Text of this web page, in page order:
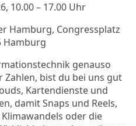
10.00 – 17.00 Uhr
Hamburg, Congressplatz
Hamburg
genauso
bist du bei uns gut
Kartendienste und
damit Snaps und Reels,
oder die